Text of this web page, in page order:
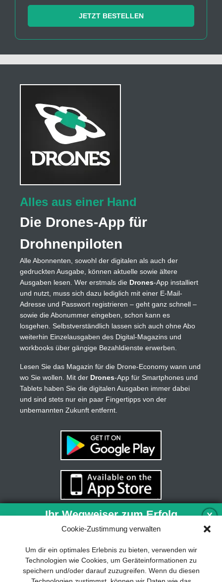
Cookie-Zustimmung verwalten
Um dir ein optimales Erlebnis zu bieten, verwenden wir
Technologien wie Cookies, um Geräteinformationen zu
speichern und/oder darauf zuzugreifen. Wenn du diesen
JETZT BESTELLEN
Alles aus einer Hand
Die Drones-App für
Drohnenpiloten
Alle Abonnenten, sowohl der digitalen als auch der
gedruckten Ausgabe, können aktuelle sowie ältere
Ausgaben lesen. Wer erstmals die Drones-App installiert
und nutzt, muss sich dazu lediglich mit einer E-Mail-
Adresse und Passwort registrieren – geht ganz schnell –
sowie die Abonummer eingeben, schon kann es
losgehen. Selbstverständlich lassen sich auch ohne Abo
weiterhin Einzelausgaben des Digital-Magazins und
workbooks über gängige Bezahldienste erwerben.
Lesen Sie das Magazin für die Drone-Economy wann und
wo Sie wollen. Mit der Drones-App für Smartphones und
Tablets haben Sie die digitalen Ausgaben immer dabei
und sind stets nur ein paar Fingertipps von der
unbemannten Zukunft entfernt.
X
Ihr Wegweiser zum Erfolg
nachhaltigen Geschäftsmodells sind für
jedes Unternehmen unverzichtbar. Das
Business Model Canvas hilft, sich dabei